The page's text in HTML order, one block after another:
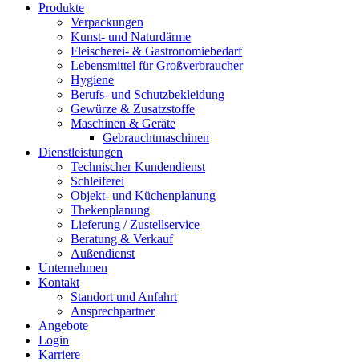
Produkte
Verpackungen
Kunst- und Naturdärme
Fleischerei- & Gastronomiebedarf
Lebensmittel für Großverbraucher
Hygiene
Berufs- und Schutzbekleidung
Gewürze & Zusatzstoffe
Maschinen & Geräte
Gebrauchtmaschinen
Dienstleistungen
Technischer Kundendienst
Schleiferei
Objekt- und Küchenplanung
Thekenplanung
Lieferung / Zustellservice
Beratung & Verkauf
Außendienst
Unternehmen
Kontakt
Standort und Anfahrt
Ansprechpartner
Angebote
Login
Karriere